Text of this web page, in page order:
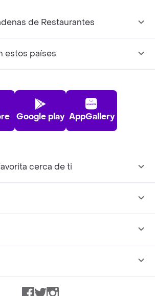
de Restaurantes
estos países
Google play AppGallery
cerca de ti
Facebook
TwitterInstagram